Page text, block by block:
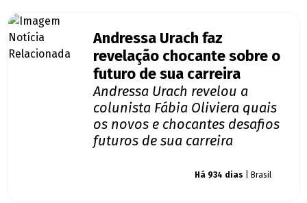
Andressa Urach faz
revelação chocante sobre o
futuro de sua carreira
Andressa Urach revelou a
colunista Fábia Oliviera quais
os novos e chocantes desafios
futuros de sua carreira
Há 934 dias | Brasil